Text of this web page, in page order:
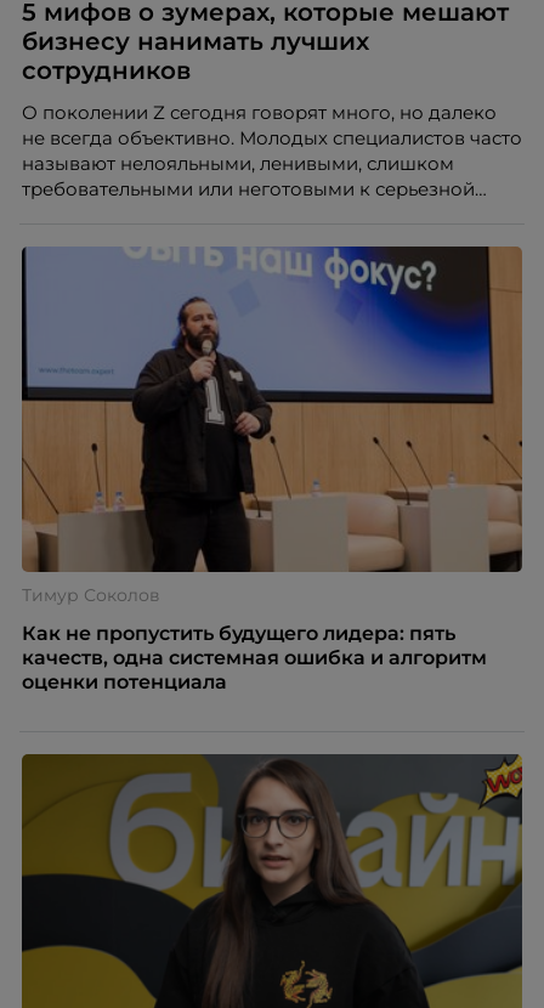
5 мифов о зумерах, которые мешают
бизнесу нанимать лучших
сотрудников
О поколении Z сегодня говорят много, но далеко
не всегда объективно. Молодых специалистов часто
называют нелояльными, ленивыми, слишком
требовательными или неготовыми к серьезной
кадровых ошибок. В этой статье Марина Ускова,
руководитель отдела подбора персонала
рекрутинговой компании, разбирает самые
распространенные мифы о зумерах и объясняет,
почему устаревшие представления мешают
бизнесу находить и удерживать сильных
сотрудников.
Тимур Соколов
Как не пропустить будущего лидера: пять
качеств, одна системная ошибка и алгоритм
оценки потенциала